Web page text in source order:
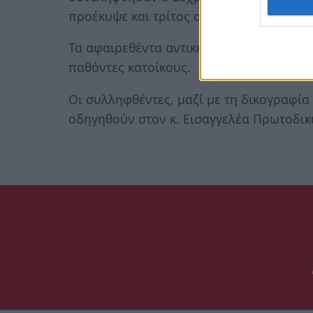
προέκυψε και τρίτος συνεργός, ο οποίος
Τα αφαιρεθέντα αντικείμενα, καθώς
παθόντες κατοίκους.
Οι συλληφθέντες, μαζί με τη
οδηγηθούν στον κ. Εισαγγελέα